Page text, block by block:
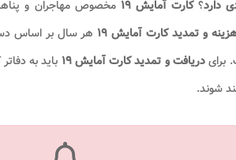
دارد؟کارت آمایش ۱۹
مخصوص مهاجران و
و تمدید کارت آمایش ۱۹ هر سال بر اساس
برایدریافت و تمدید کارت آمایش ۱۹
شوند.